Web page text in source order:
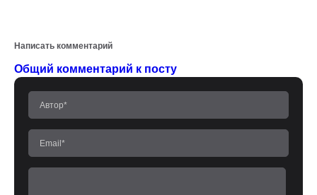
Написать комментарий
Общий комментарий к посту